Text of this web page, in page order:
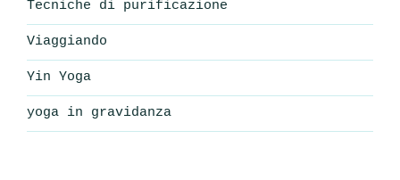
Tecniche di purificazione
Viaggiando
Yin Yoga
yoga in gravidanza